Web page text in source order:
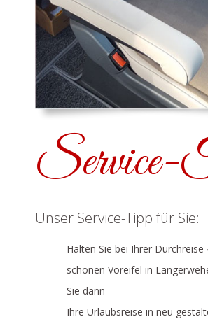
Service-
Unser Service-Tipp für Sie:
Halten Sie bei Ihrer
schönen Voreifel in
Sie dann
Ihre Urlaubsreise in neu